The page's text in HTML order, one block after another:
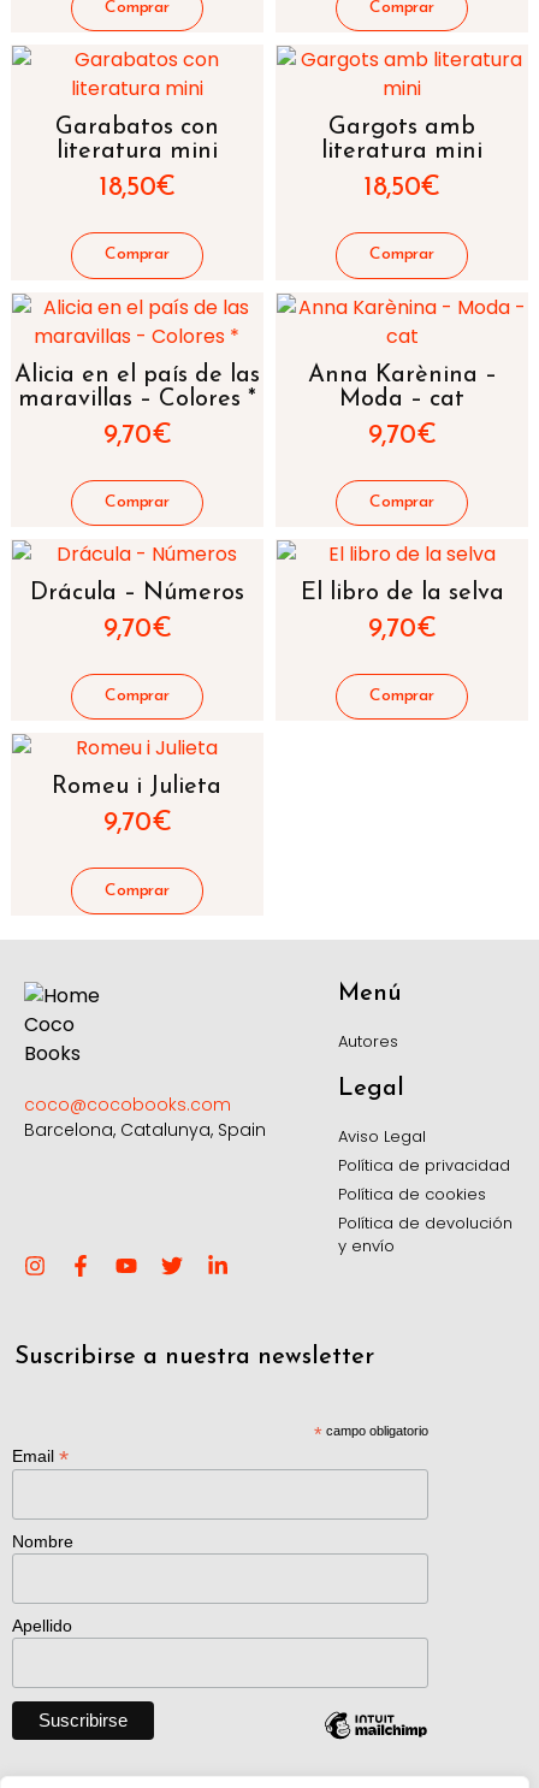
Garabatos con
literatura mini
18,50€
Gargots amb
literatura mini
18,50€
Alicia en el país de las
maravillas – Colores *
9,70€
Anna Karènina –
Moda – cat
9,70€
Drácula – Números
9,70€
El libro de la selva
9,70€
Romeu i Julieta
9,70€
coco@cocobooks.com
Barcelona, Catalunya, Spain
Menú
Autores
Legal
Aviso Legal
Política de privacidad
Política de cookies
Política de devolución
y envío
Suscribirse a nuestra newsletter
*campo obligatorio
Email *
Nombre
Apellido